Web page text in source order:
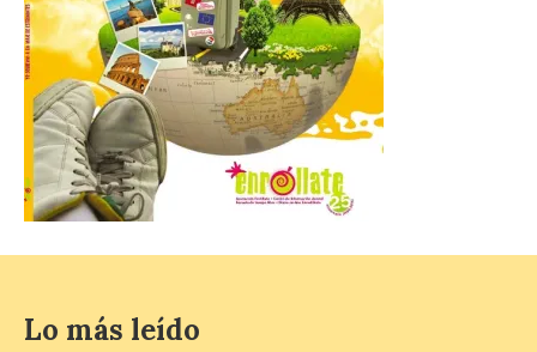
para consumir productos culturales como
[…]
El Gobierno de España
lanza un visor web para
localizar y disfrutar del
eclipse solar del 12 de
agosto con seguridad
Se trata de un visor web
Lo más leído